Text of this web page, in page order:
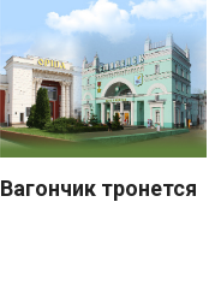
Вагончик тронется